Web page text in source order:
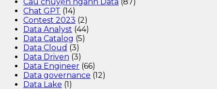
Chat GPT (14)
Contest 2023 (2)
Data Analyst (44)
Data Catalog (5)
Data Cloud (3)
Data Driven (3)
Data Engineer (66)
Data governance (12)
Data Lake (1)